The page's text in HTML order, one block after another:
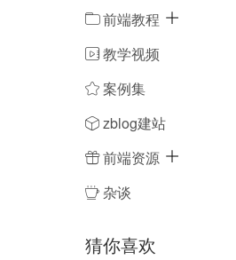
前端教程
教学视频
案例集
zblog建站
前端资源
杂谈
猜你喜欢